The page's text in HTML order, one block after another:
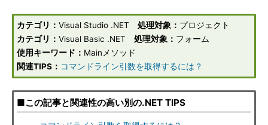
カテゴリ： Visual Studio .NET 処理対象： プロジェクト
カテゴリ： Visual Basic .NET 処理対象： フォーム
使用キーワード： Mainメソッド
関連TIPS： コマンドライン引数を取得するには？
■この記事と関連性の高い別の.NET TIPS